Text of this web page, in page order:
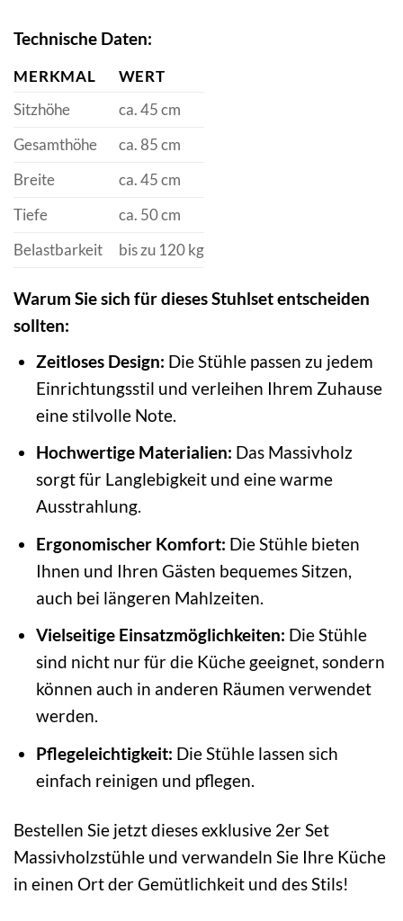
Technische Daten:
MERKMAL
WERT
Sitzhöhe
ca. 45 cm
Gesamthöhe
ca. 85 cm
Breite
ca. 45 cm
Tiefe
ca. 50 cm
Belastbarkeit
bis zu 120 kg
Warum Sie sich für dieses Stuhlset entscheiden
sollten:
Zeitloses Design: Die Stühle passen zu jedem
Einrichtungsstil und verleihen Ihrem Zuhause
eine stilvolle Note.
Hochwertige Materialien: Das Massivholz
sorgt für Langlebigkeit und eine warme
Ausstrahlung.
Ergonomischer Komfort: Die Stühle bieten
Ihnen und Ihren Gästen bequemes Sitzen,
auch bei längeren Mahlzeiten.
Vielseitige Einsatzmöglichkeiten: Die Stühle
sind nicht nur für die Küche geeignet, sondern
können auch in anderen Räumen verwendet
werden.
Pflegeleichtigkeit: Die Stühle lassen sich
einfach reinigen und pflegen.
Bestellen Sie jetzt dieses exklusive 2er Set
Massivholzstühle und verwandeln Sie Ihre Küche
in einen Ort der Gemütlichkeit und des Stils!